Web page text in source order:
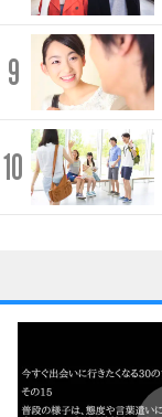
9
10
1